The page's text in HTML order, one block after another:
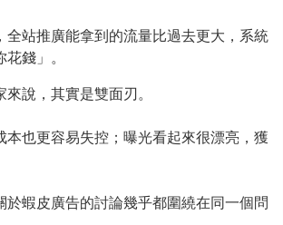
全站推廣能拿到的流量比過去更大，系統
錢」。
說，其實是雙面刃。
本也更容易失控；曝光看起來很漂亮，獲
於蝦皮廣告的討論幾乎都圍繞在同一個問